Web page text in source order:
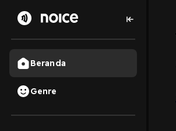
Beranda
Genre